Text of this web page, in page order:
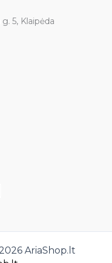
5, Klaipėda
AriaShop.lt